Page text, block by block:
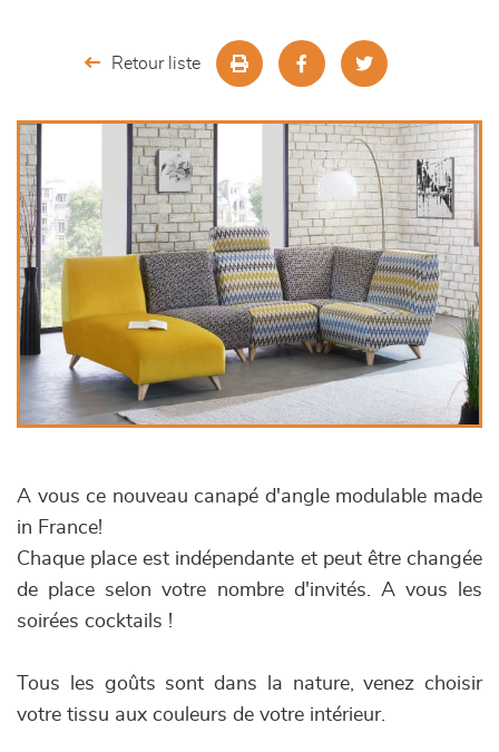
Retour liste
A vous ce nouveau canapé d'angle modulable made
in France!
Chaque place est indépendante et peut être changée
de place selon votre nombre d'invités. A vous les
soirées cocktails !
Tous les goûts sont dans la nature, venez choisir
votre tissu aux couleurs de votre intérieur.